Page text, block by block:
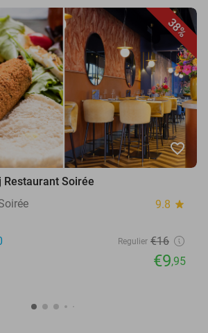
38%
favorite_border
Restaurant Soirée
9.8 star
Regulier €16
€9,95